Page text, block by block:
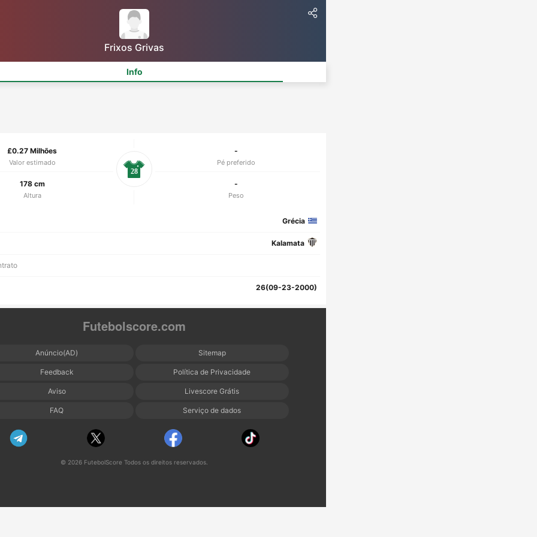
Frixos Grivas
Info
£0.27 Milhões
Valor estimado
-
Pé preferido
178 cm
Altura
-
Peso
28
Grécia
Kalamata
26(09-23-2000)
Futebolscore.com
Anúncio(AD) Sitemap
Feedback Política de Privacidade
Aviso Livescore Grátis
FAQ Serviço de dados
© 2026 FutebolScore Todos os direitos reservados.